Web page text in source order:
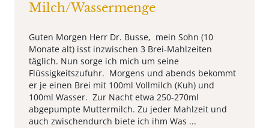
Milch/Wassermenge
Guten Morgen Herr Dr. Busse, mein Sohn (10
Monate alt) isst inzwischen 3 Brei-Mahlzeiten
täglich. Nun sorge ich mich um seine
Flüssigkeitszufuhr. Morgens und abends bekommt
er je einen Brei mit 100ml Vollmilch (Kuh) und
100ml Wasser. Zur Nacht etwa 250-270ml
abgepumpte Muttermilch. Zu jeder Mahlzeit und
auch zwischendurch biete ich ihm Was ...